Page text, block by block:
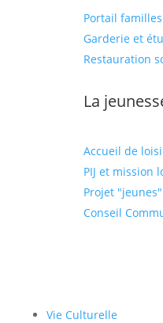
Portail familles
Garderie et
Restauration
La
Accueil de
PIJ et mission
Projet "jeunes"
Conseil
Vie Culturelle